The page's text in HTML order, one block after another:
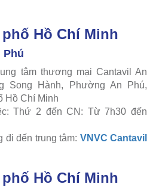
Hồ Chí Minh
Phú
tâm thương mại Cantavil An
Song Hành, Phường An Phú,
Hồ Chí Minh
Thứ 2 đến CN: Từ 7h30 đến
đến trung tâm: VNVC Cantavil
Hồ Chí Minh